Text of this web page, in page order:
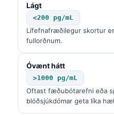
Lágt
<200 pg/mL
Lífefnafræðilegur skortur
fullorðnum.
Óvænt hátt
>1000 pg/mL
Oftast fæðubótarefni eða
blóðsjúkdómar geta líka